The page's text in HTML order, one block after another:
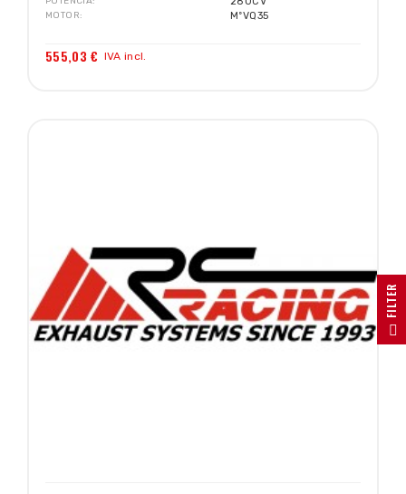
MOTOR MºVQ35
555,03 € IVA incl.
R